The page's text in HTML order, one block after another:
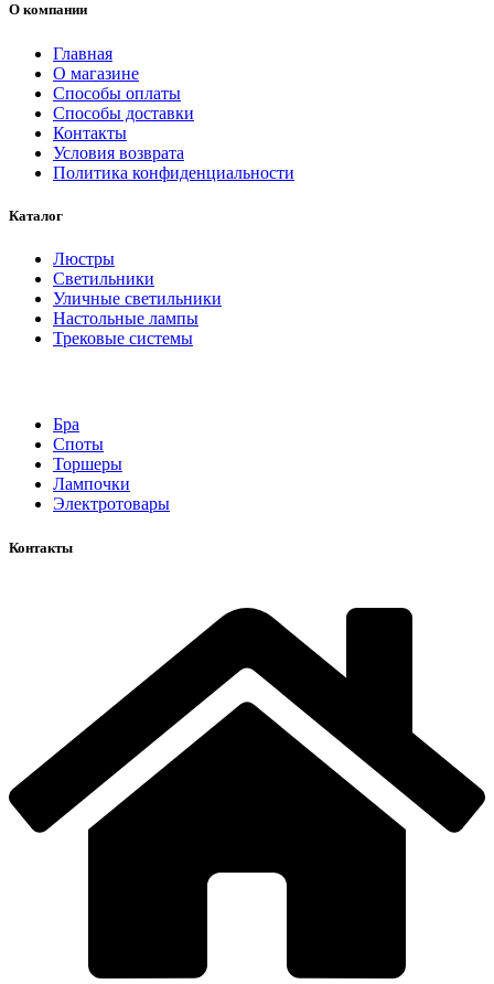
О компании
Главная
О магазине
Способы оплаты
Способы доставки
Контакты
Условия возврата
Политика конфиденциальности
Каталог
Люстры
Светильники
Уличные светильники
Настольные лампы
Трековые системы
Бра
Споты
Торшеры
Лампочки
Электротовары
Контакты